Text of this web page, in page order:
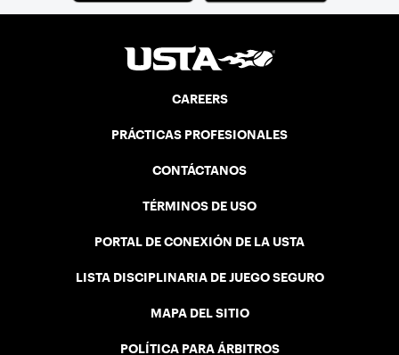
CAREERS
PRÁCTICAS PROFESIONALES
CONTÁCTANOS
TÉRMINOS DE USO
PORTAL DE CONEXIÓN DE LA USTA
LISTA DISCIPLINARIA DE JUEGO SEGURO
MAPA DEL SITIO
POLÍTICA PARA ÁRBITROS